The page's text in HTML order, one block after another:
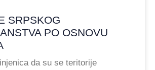
SRPSKOG
PO OSNOVU
da su se teritorije